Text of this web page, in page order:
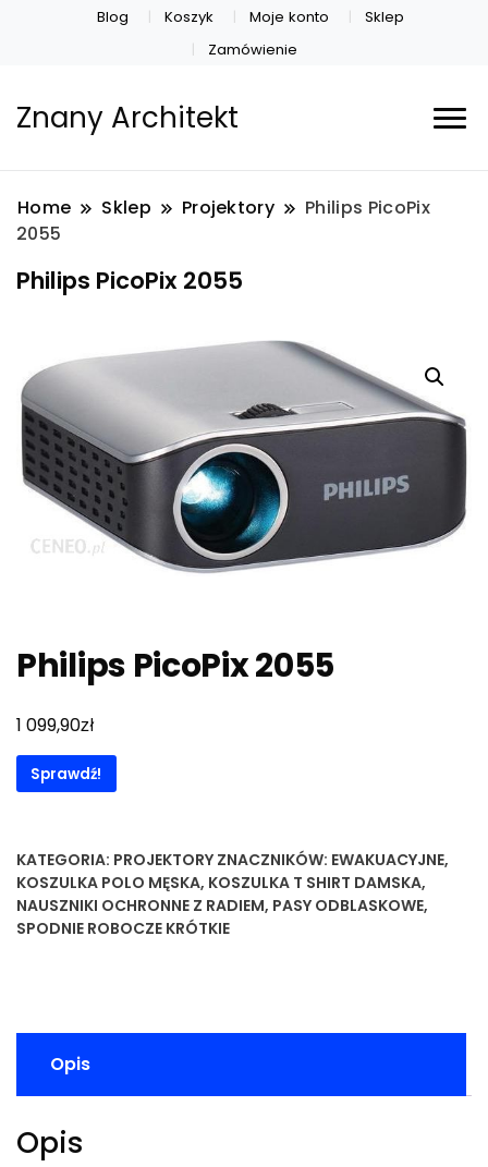
Blog Koszyk Moje konto
Sklep
Zamówienie
Znany Architekt
Home Sklep Projektory
Philips PicoPix
2055
Philips PicoPix 2055
Philips PicoPix 2055
1 099,90zł
Sprawdź!
KATEGORIA: PROJEKTORY ZNACZNIKÓW: EWAKUACYJNE,
KOSZULKA POLO MĘSKA, KOSZULKA T SHIRT DAMSKA,
NAUSZNIKI OCHRONNE Z RADIEM, PASY ODBLASKOWE,
SPODNIE ROBOCZE KRÓTKIE
Opis
Opis